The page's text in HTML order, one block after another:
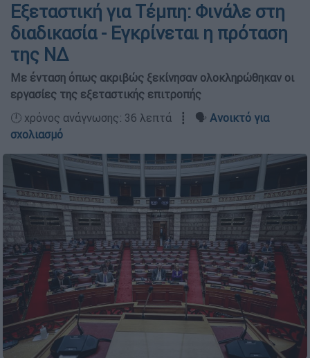
Εξεταστική για Τέμπη: Φινάλε στη
διαδικασία - Εγκρίνεται η πρόταση
της ΝΔ
Με ένταση όπως ακριβώς ξεκίνησαν ολοκληρώθηκαν οι
εργασίες της εξεταστικής επιτροπής
🕛 χρόνος ανάγνωσης: 36 λεπτά ┋ 🗣️ Ανοικτό για
σχολιασμό